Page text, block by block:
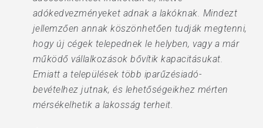
adókedvezményeket adnak a lakóknak. Mindezt
jellemzően annak köszönhetően tudják megtenni,
hogy új cégek telepednek le helyben, vagy a már
működő vállalkozások bővítik kapacitásukat.
Emiatt a települések több iparűzésiadó-
bevételhez jutnak, és lehetőségeikhez mérten
mérsékelhetik a lakosság terheit.